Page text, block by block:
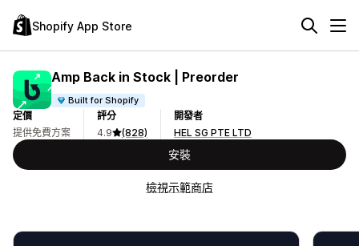
Shopify App Store
Amp Back in Stock | Preorder
Built for Shopify
定價
提供免費方案
評分
4.9
(828)
開發者
HEL SG PTE LTD
安裝
檢視示範商店